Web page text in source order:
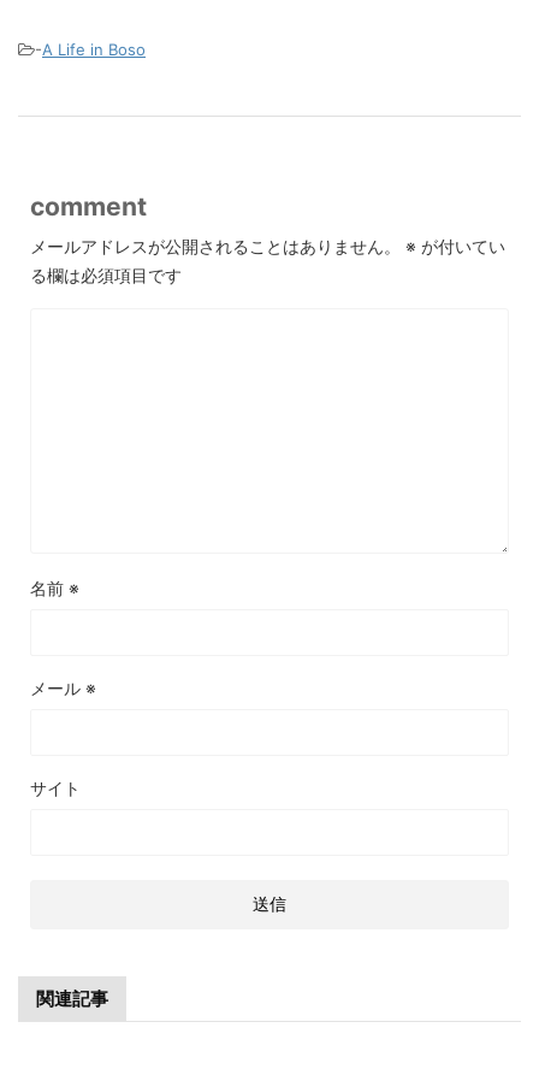
-A Life in Boso
comment
メールアドレスが公開されることはありません。 ※ が付いてい
る欄は必須項目です
名前 ※
メール ※
サイト
関連記事